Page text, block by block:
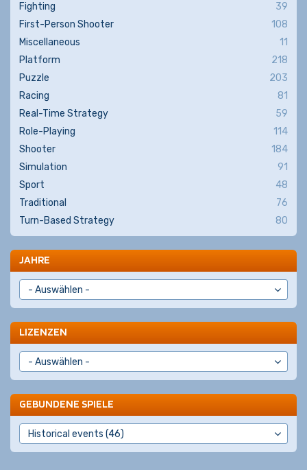
Fighting
39
First-Person Shooter
108
Miscellaneous
11
Platform
218
Puzzle
203
Racing
81
Real-Time Strategy
59
Role-Playing
114
Shooter
184
Simulation
91
Sport
48
Traditional
76
Turn-Based Strategy
80
JAHRE
LIZENZEN
GEBUNDENE SPIELE